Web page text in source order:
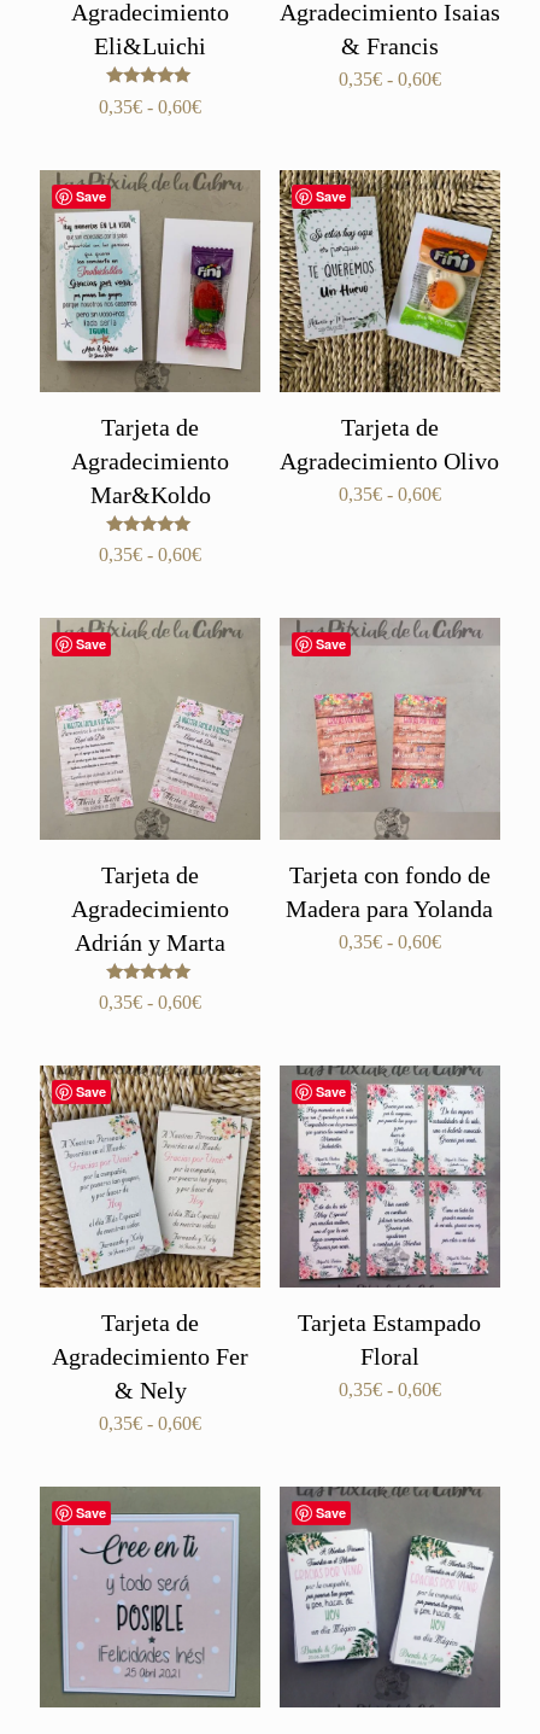
Agradecimiento
Eli&Luichi
Valorado
con
0,35€ - 0,60€Rango
desde
0,60€
Agradecimiento Isaias
& Francis
0,35€ - 0,60€Rango
0,35€
hasta
0,60€
Save
Tarjeta de
Agradecimiento
Mar&Koldo
Valorado
con
0,35€ - 0,60€Rango
desde
0,60€
Save
Tarjeta de
Agradecimiento Olivo
0,35€ - 0,60€Rango
hasta
0,60€
Save
Tarjeta de
Agradecimiento
Adrián y Marta
Valorado
con
0,35€ - 0,60€Rango
desde
0,35€
hasta
0,60€
Save
Tarjeta con fondo de
Madera para Yolanda
0,35€ - 0,60€Rango
hasta
0,60€
Save
Tarjeta de
Agradecimiento Fer
& Nely
0,35€ - 0,60€Rango
0,35€
0,60€
Save
Tarjeta Estampado
Floral
0,35€ - 0,60€Rango
0,35€
0,60€
Save Save